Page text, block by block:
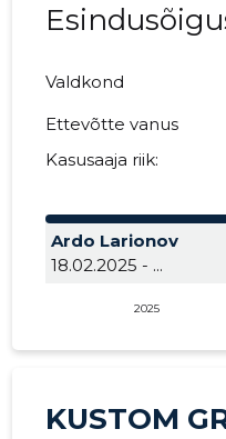
Valdkond
Ettevõtte vanus
Kasusaaja riik:
Ardo Larionov
18.02.2025 - ...
2025
KUSTOM